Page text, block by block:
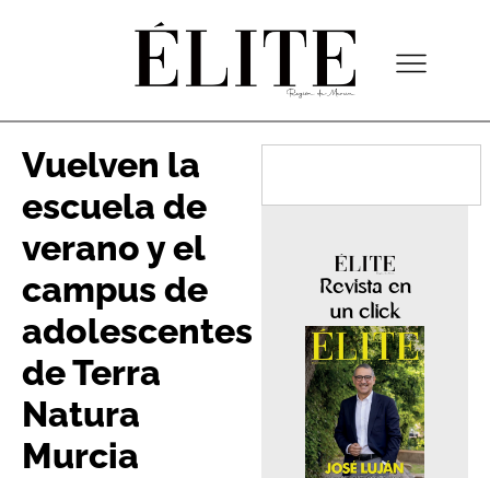
Vuelven la
escuela de
verano y el
campus de
adolescentes
de Terra
Natura
Murcia
Revista en
un click